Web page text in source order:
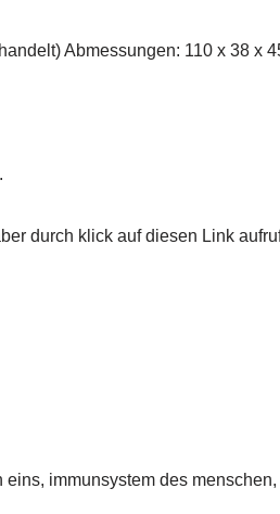
Abmessungen: 110 x 38 x
durch klick auf diesen Link
immunsystem des